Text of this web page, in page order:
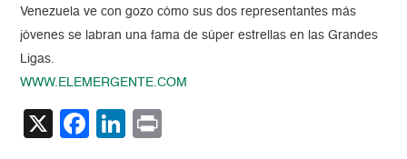
Venezuela ve con gozo cómo sus dos representantes más
jóvenes se labran una fama de súper estrellas en las Grandes
Ligas.
WWW.ELEMERGENTE.COM
X Facebook
LinkedIn